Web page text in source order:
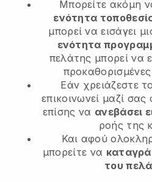
Μπορείτε ακόμη
ενότητα
μπορεί να εισάγει
ενότητα
πελάτης μπορεί να
Εάν χρειάζεστε
επικοινωνεί μαζί
επίσης να ανεβάσει
ροής της
Και αφού
μπορείτε να
του